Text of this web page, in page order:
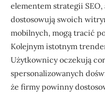
elementem strategii
dostosowują swoich
mobilnych, mogą tracić
Kolejnym istotnym
Użytkownicy oczekują
spersonalizowanych
że firmy powinny